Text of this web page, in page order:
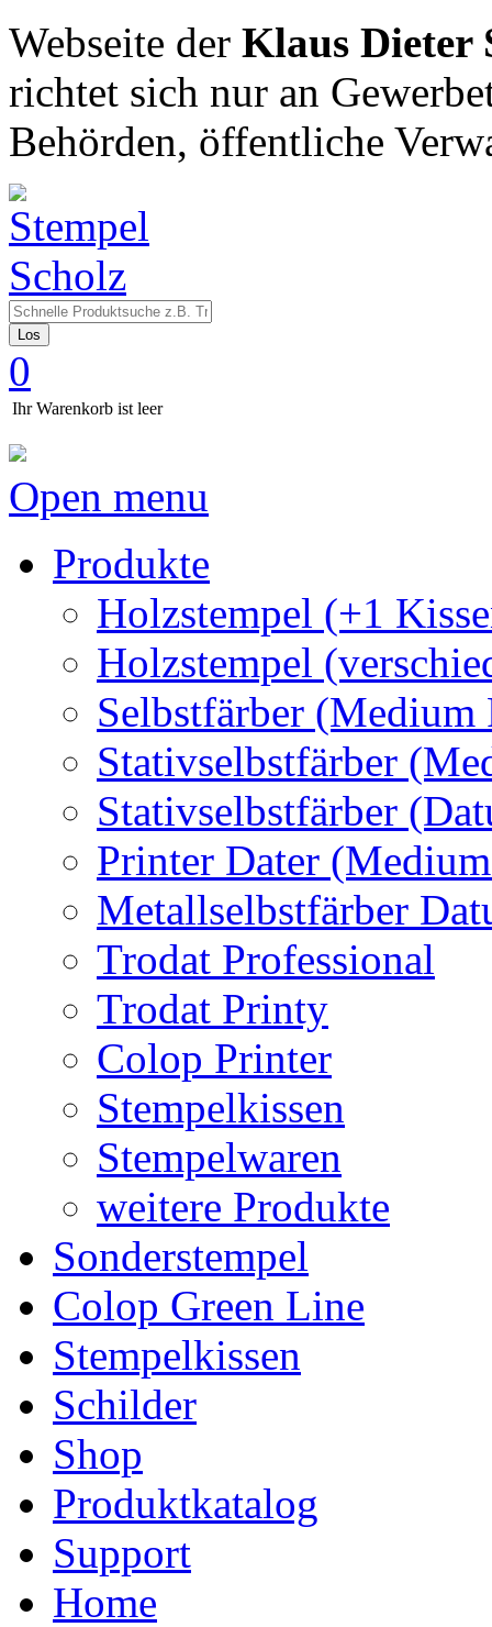
Webseite der Klaus Dieter
richtet sich nur an
Behörden, öffentliche
Los
0
Ihr Warenkorb ist leer
Open menu
Produkte
Holzstempel (+1
Holzstempel
Selbstfärber (Medium
Stativselbstfärber
Stativselbstfärber
Printer Dater
Metallselbstfärber
Trodat Professional
Trodat Printy
Colop Printer
Stempelkissen
Stempelwaren
weitere Produkte
Sonderstempel
Colop Green Line
Stempelkissen
Schilder
Shop
Produktkatalog
Support
Home